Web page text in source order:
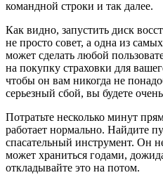
командной строки и так далее.
Как видно, запустить диск
не просто совет, а одна из
может сделать любой
на покупку страховки для
чтобы он вам никогда не
серьезный сбой, вы будете
Потратьте несколько минут
работает нормально. Найдите
спасательный инструмент. Он
может храниться годами,
откладывайте это на потом.